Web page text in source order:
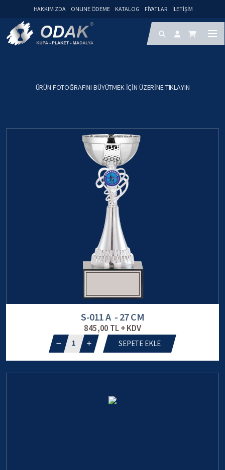
HAKKIMIZDA ONLINE ÖDEME KATALOG FIYATLAR İLETIŞIM
ÜRÜN FOTOĞRAFINI BÜYÜTMEK IÇIN ÜZERINE TIKLAYIN
S-011 A - 27 CM
845,00 TL + KDV
1 SEPETE EKLE